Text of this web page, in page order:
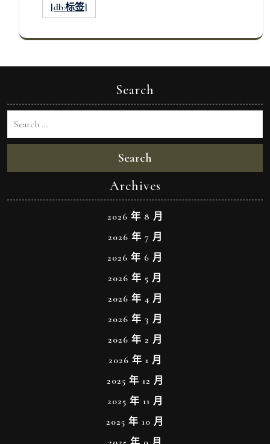
[db:标签]
Search
Search
Archives
2026 年 8 月
2026 年 7 月
2026 年 6 月
2026 年 5 月
2026 年 4 月
2026 年 3 月
2026 年 2 月
2026 年 1 月
2025 年 12 月
2025 年 11 月
2025 年 10 月